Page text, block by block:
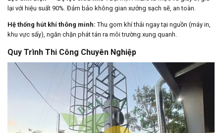
lại với hiệu suất 90%. Đảm bảo không gian xưởng sạch sẽ, an toàn.
Hệ thống hút khí thông minh: Thu gom khí thải ngay tại nguồn (máy in,
khu vực sấy), ngăn chặn phát tán ra môi trường xung quanh.
Quy Trình Thi Công Chuyên Nghiệp